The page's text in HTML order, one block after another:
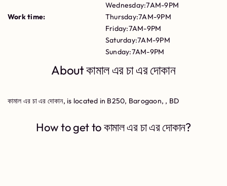
Work time:
Wednesday:7AM-9PM
Thursday:7AM-9PM
Friday:7AM-9PM
Saturday:7AM-9PM
Sunday:7AM-9PM
About কামাল এর চা এর দোকান
কামাল এর চা এর দোকান, is located in B250, Barogaon, , BD
How to get to কামাল এর চা এর দোকান?